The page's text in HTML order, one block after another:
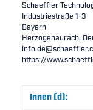
Schaeffler
Industriestraße 1-3
Bayern
Herzogenaurach,
https://
Wert
Innen (d):